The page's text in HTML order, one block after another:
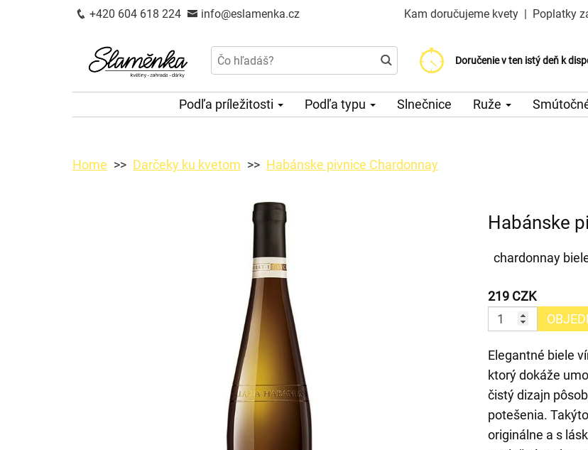
+420 604 618 224 info@eslamenka.cz Kam doručujeme kvety | Poplatky
Doručenie v ten istý deň k
Poplatok za doručenie od 200
Vyberte si dátum doručenia
Podľa príležitosti Podľa typu Slnečnice Ruže
Home Darčeky ku kvetom Habánske pivnice Chardonnay
Habánske
chardonnay
219 CZK
Elegantné biele
ktorý dokáže
čistý dizajn
potešenia.
originálne a s